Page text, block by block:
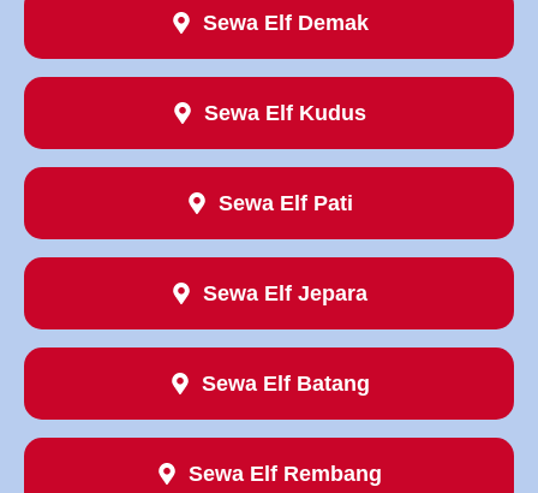
Sewa Elf Demak
Sewa Elf Kudus
Sewa Elf Pati
Sewa Elf Jepara
Sewa Elf Batang
Sewa Elf Rembang